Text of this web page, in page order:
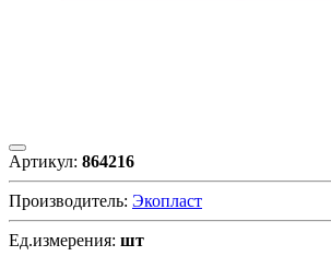
Артикул: 864216
Производитель: Экопласт
Ед.измерения: шт